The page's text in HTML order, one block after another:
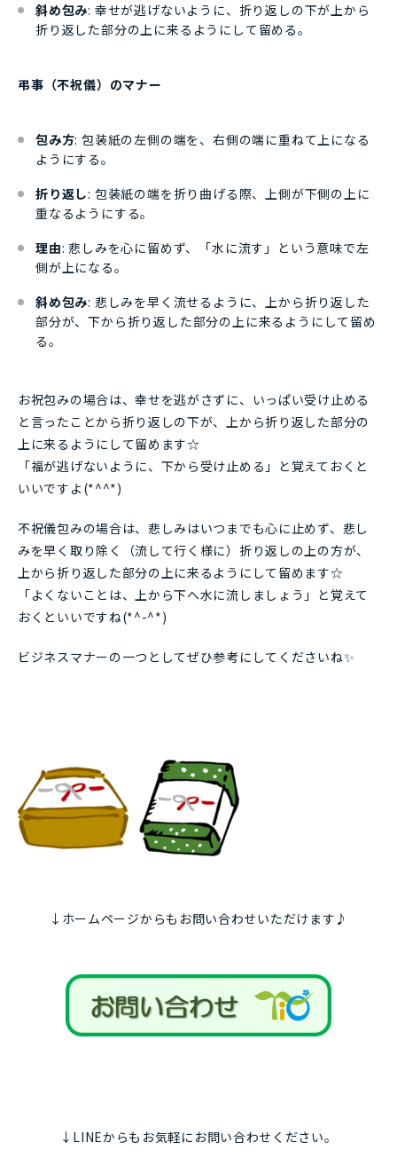
斜め包み: 幸せが逃げないように、折り返しの下が上から
折り返した部分の上に来るようにして留める。
弔事（不祝儀）のマナー
包み方: 包装紙の左側の端を、右側の端に重ねて上になる
ようにする。
折り返し: 包装紙の端を折り曲げる際、上側が下側の上に
重なるようにする。
理由: 悲しみを心に留めず、「水に流す」という意味で左
側が上になる。
斜め包み: 悲しみを早く流せるように、上から折り返した
部分が、下から折り返した部分の上に来るようにして留め
る。
お祝包みの場合は、幸せを逃がさずに、いっぱい受け止める
と言ったことから折り返しの下が、上から折り返した部分の
上に来るようにして留めます☆
「福が逃げないように、下から受け止める」と覚えておくと
いいですよ(*^^*)
不祝儀包みの場合は、悲しみはいつまでも心に止めず、悲し
みを早く取り除く（流して行く様に）折り返しの上の方が、
上から折り返した部分の上に来るようにして留めます☆
「よくないことは、上から下へ水に流しましょう」と覚えて
おくといいですね(*^-^*)
ビジネスマナーの一つとしてぜひ参考にしてくださいね✨
↓ホームページからもお問い合わせいただけます♪
↓LINEからもお気軽にお問い合わせください。